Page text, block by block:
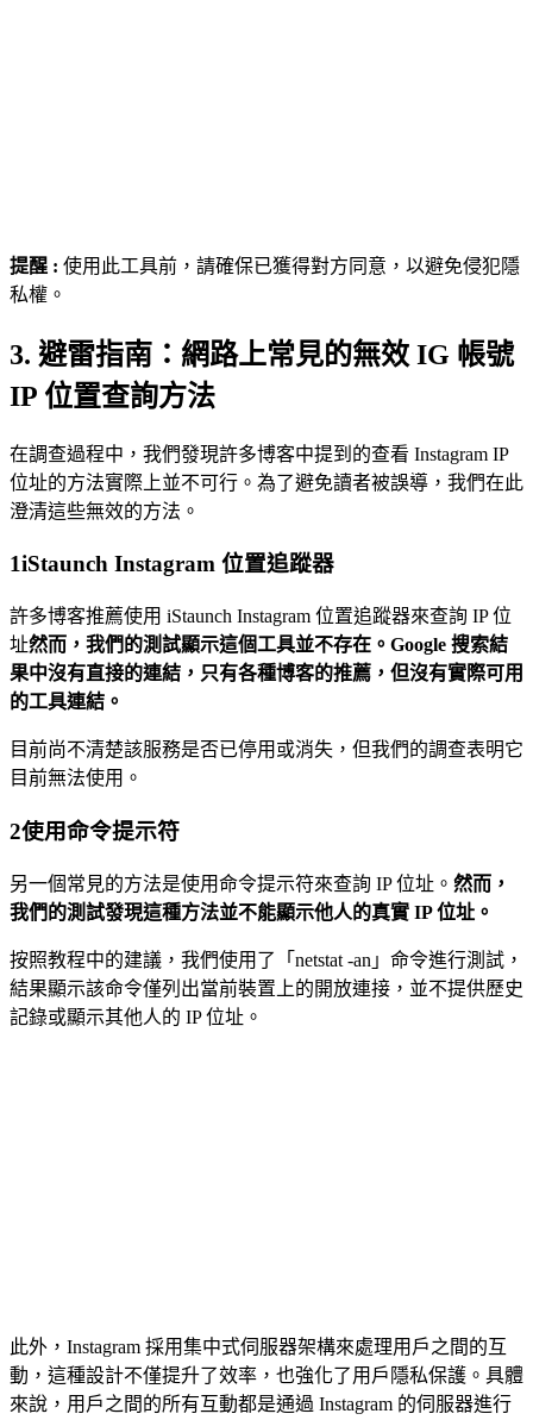
提醒 : 使用此工具前，請確保已獲得對方同意，以避免侵犯隱
私權。
3. 避雷指南：網路上常見的無效 IG 帳號
IP 位置查詢方法
在調查過程中，我們發現許多博客中提到的查看 Instagram IP
位址的方法實際上並不可行。為了避免讀者被誤導，我們在此
澄清這些無效的方法。
1iStaunch Instagram 位置追蹤器
許多博客推薦使用 iStaunch Instagram 位置追蹤器來查詢 IP 位
址然而，我們的測試顯示這個工具並不存在。Google 搜索結
果中沒有直接的連結，只有各種博客的推薦，但沒有實際可用
的工具連結。
目前尚不清楚該服務是否已停用或消失，但我們的調查表明它
目前無法使用。
2使用命令提示符
另一個常見的方法是使用命令提示符來查詢 IP 位址。 然而，
我們的測試發現這種方法並不能顯示他人的真實 IP 位址。
按照教程中的建議，我們使用了「netstat -an」命令進行測試，
結果顯示該命令僅列出當前裝置上的開放連接，並不提供歷史
記錄或顯示其他人的 IP 位址。
此外，Instagram 採用集中式伺服器架構來處理用戶之間的互
動，這種設計不僅提升了效率，也強化了用戶隱私保護。具體
來說，用戶之間的所有互動都是通過 Instagram 的伺服器進行